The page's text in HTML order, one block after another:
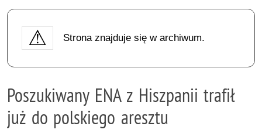
Strona znajduje się w archiwum.
Poszukiwany ENA z Hiszpanii trafił
już do polskiego aresztu